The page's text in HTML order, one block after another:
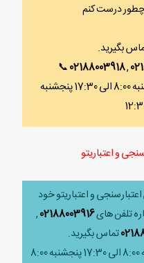
چطور درست کنم
بگیرید.
,
02188003918
📞
ساعت پاسخگویی شنبه تا چهارشنبه 8:00 الی 17:30 پنجشنبه
و اعتباریتو
و اعتباریتو خود
تلفن های02188003916
,
تماس بگیرید.
ساعت پاسخگویی شنبه تا چهارشنبه 8:00 الی 17:30 پنجشنبه 8:00